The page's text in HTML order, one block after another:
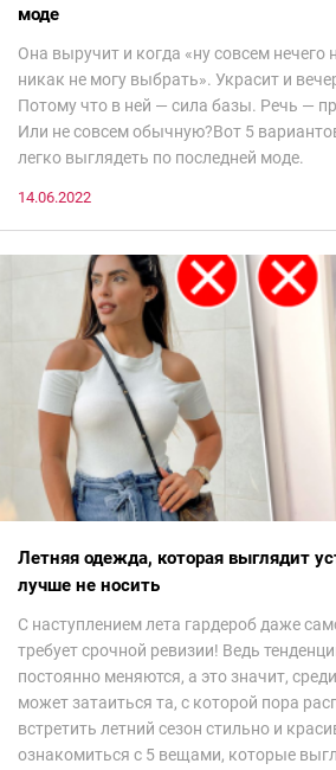
моде
Она выручит и когда «ну совсем нечего
никак не могу выбрать». Украсит и
Потому что в ней — сила базы. Речь —
Или не совсем обычную?Вот 5
легко выглядеть по последней моде.
14.06.2022
Летняя одежда, которая выглядит
лучше не носить
С наступлением лета гардероб даже
требует срочной ревизии! Ведь
постоянно меняются, а это значит,
может затаиться та, с которой пора
встретить летний сезон стильно и
ознакомиться с 5 вещами, которые